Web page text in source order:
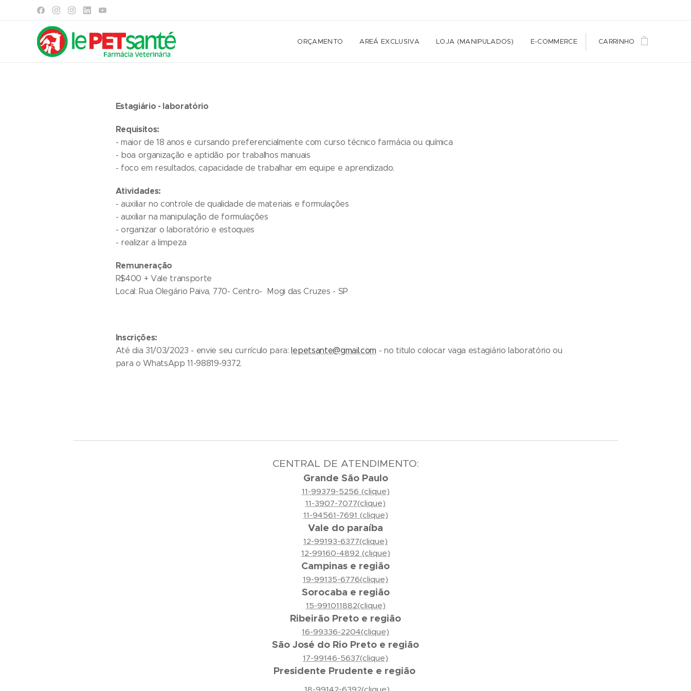
ORÇAMENTO AREÁ EXCLUSIVA LOJA (MANIPULADOS) E-COMMERCE CARRINHO
Estagiário - laboratório
Requisitos:
- maior de 18 anos e cursando preferencialmente com curso técnico farmácia ou química
- boa organização e aptidão por trabalhos manuais
- foco em resultados, capacidade de trabalhar em equipe e aprendizado.
Atividades:
- auxiliar no controle de qualidade de materiais e formulações
- auxiliar na manipulação de formulações
- organizar o laboratório e estoques
- realizar a limpeza
Remuneração
R$400 + Vale transporte
Local: Rua Olegário Paiva, 770- Centro- Mogi das Cruzes - SP
Inscrições:
Até dia 31/03/2023 - envie seu currículo para:lepetsante@gmail.com - no titulo colocar vaga estagiário laboratório ou
para o WhatsApp 11-98819-9372.
CENTRAL DE ATENDIMENTO:
Grande São Paulo
11-99379-5256 (clique)
11-3907-7077(clique)
11-94561-7691 (clique)
Vale do paraíba
12-99193-6377(clique)
12-99160-4892 (clique)
Campinas e região
19-99135-6776(clique)
Sorocaba e região
15-991011882(clique)
Ribeirão Preto e região
16-99336-2204(clique)
São José do Rio Preto e região
17-99146-5637(clique)
Presidente Prudente e região